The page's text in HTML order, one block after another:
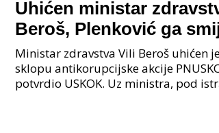
Uhićen ministar
Beroš, Plenković ga
Istraga USKOK-a zbog
Ministar zdravstva Vili Beroš uhićen
sklopu antikorupcijske akcije
potvrdio USKOK. Uz ministra, pod